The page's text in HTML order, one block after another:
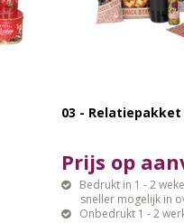
03 - Relatiepakket
Prijs op
Bedrukt in 1 - 2
sneller mogelijk in
Onbedrukt 1 - 2